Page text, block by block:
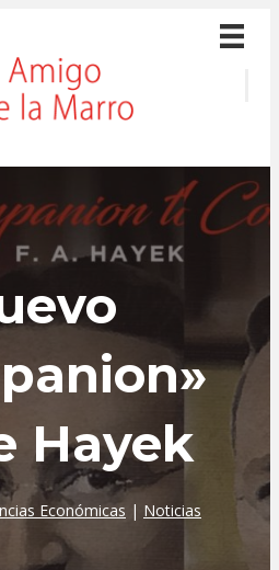
Hayek
Económicas | Noticias